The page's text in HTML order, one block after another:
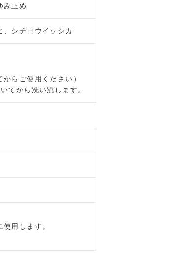
み止め
シチヨウイッシカ
らご使用ください）
てから洗い流します。
用します。